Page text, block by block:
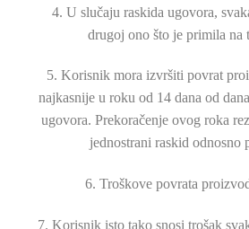
4. U slučaju raskida ugovora,
drugoj ono što je primila na
5. Korisnik mora izvršiti povrat
najkasnije u roku od 14 dana od
ugovora. Prekoračenje ovog roka
jednostrani raskid odnosno
6. Troškove povrata
7. Korisnik isto tako snosi trošak